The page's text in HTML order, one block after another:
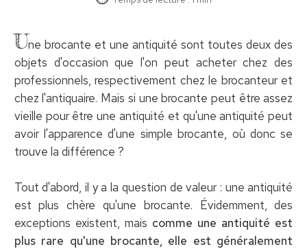
Une brocante et une antiquité sont toutes deux des
objets d'occasion que l'on peut acheter chez des
professionnels, respectivement chez le brocanteur et
chez l'antiquaire. Mais si une brocante peut être assez
vieille pour être une antiquité et qu'une antiquité peut
avoir l'apparence d'une simple brocante, où donc se
trouve la différence ?
Tout d'abord, il y a la question de valeur : une antiquité
est plus chère qu'une brocante. Évidemment, des
exceptions existent, mais comme une antiquité est
plus rare qu'une brocante, elle est généralement